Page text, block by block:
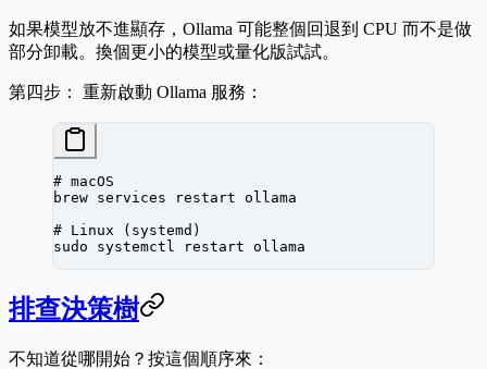
如果模型放不進顯存，Ollama 可能整個回退到 CPU 而不是做
部分卸載。換個更小的模型或量化版試試。
第四步： 重新啟動 Ollama 服務：
# macOS
brew services restart ollama
# Linux (systemd)
sudo systemctl restart ollama
排查決策樹
不知道從哪開始？按這個順序來：